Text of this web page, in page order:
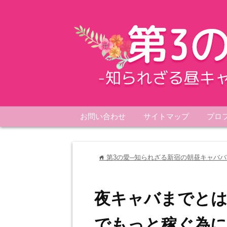
お問い合わせ サイトマップ プロ
home 第3の愛─知られざる新宿の朝昼キャバ
夜キャバまでと